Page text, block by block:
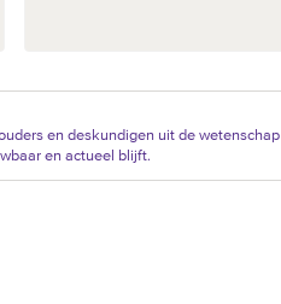
en deskundigen uit de wetenschap
en actueel blijft.